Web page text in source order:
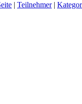
| Teilnehmer|